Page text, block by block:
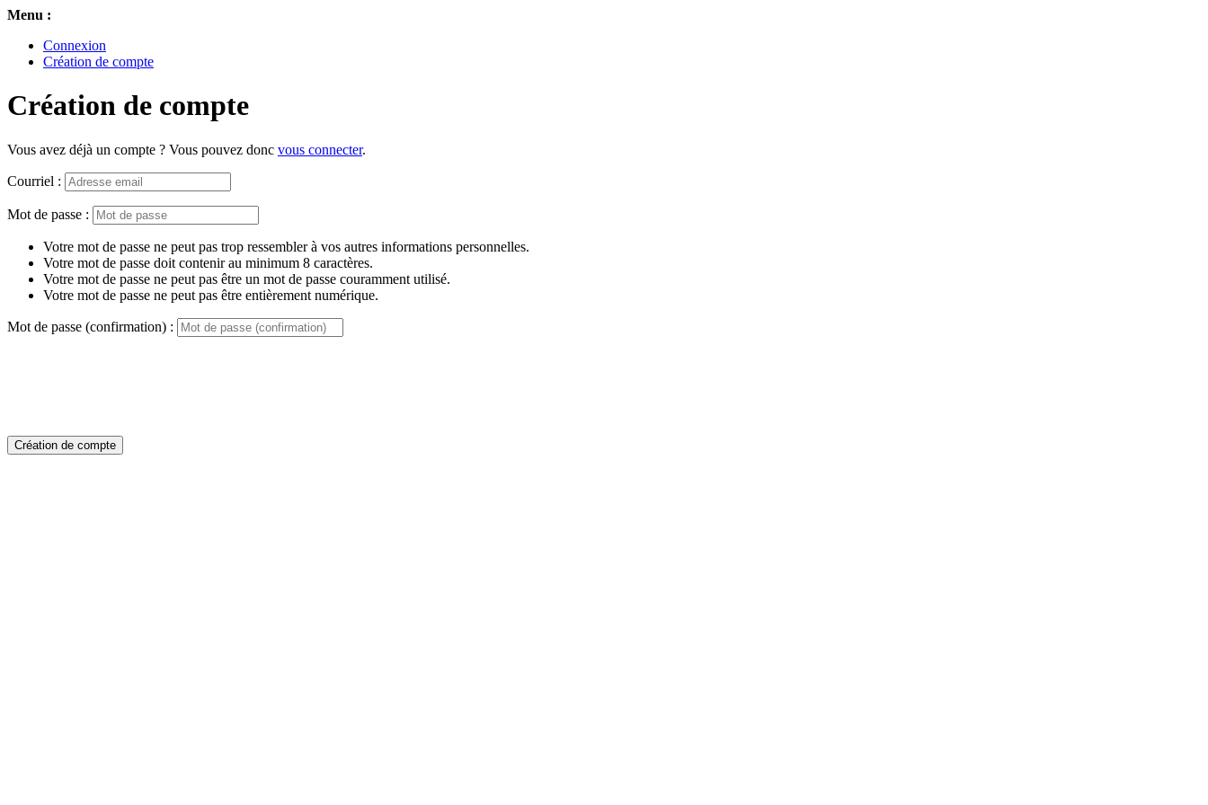
Menu :
Connexion
Création de compte
Création de compte
Vous avez déjà un compte ? Vous pouvez donc vous connecter.
Courriel :
Mot de passe :
Votre mot de passe ne peut pas trop ressembler à vos autres informations personnelles.
Votre mot de passe doit contenir au minimum 8 caractères.
Votre mot de passe ne peut pas être un mot de passe couramment utilisé.
Votre mot de passe ne peut pas être entièrement numérique.
Mot de passe (confirmation) :
Création de compte